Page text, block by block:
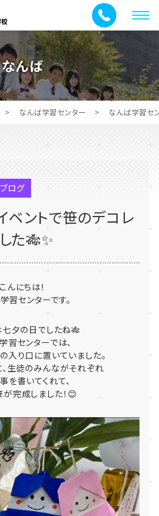
メ
ニ
ュ
ー
なんば
> なんば学習センター > なんば学習セ
ブログ
ベントで笹のデコレ
た🎋✨
こんにちは！
習センターです。
夕の日でしたね🎋
習センターでは、
入り口に置いていました。
生徒のみんながそれぞれ
を書いてくれて、
完成しました！😊